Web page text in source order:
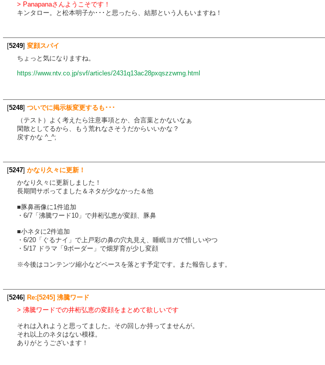
> Panapanaさんようこそです！
キンタロー。と松本明子か･･･と思ったら、結那という人もいますね！
[5249] 変顔スパイ
ちょっと気になりますね。
https://www.ntv.co.jp/svf/articles/2431q13ac28pxqszzwmg.html
[5248] ついでに掲示板変更するも･･･
（テスト）よく考えたら注意事項とか、合言葉とかないなぁ
閑散としてるから、もう荒れなさそうだからいいかな？
戻すかな ^_^;
[5247] かなり久々に更新！
かなり久々に更新しました！
長期間サボってました＆ネタが少なかった＆他
■豚鼻画像に1件追加
・6/7「沸騰ワード10」で井桁弘恵が変顔、豚鼻
■小ネタに2件追加
・6/20「ぐるナイ」で上戸彩の鼻の穴丸見え、睡眠ヨガで惜しいやつ
・5/17 ドラマ「9ボーダー」で畑芽育が少し変顔
※今後はコンテンツ縮小などペースを落とす予定です。また報告します。
[5246] Re:[5245] 沸騰ワード
> 沸騰ワードでの井桁弘恵の変顔をまとめて欲しいです
それは入れようと思ってました。その回しか持ってませんが。
それ以上のネタはない模様。
ありがとうございます！